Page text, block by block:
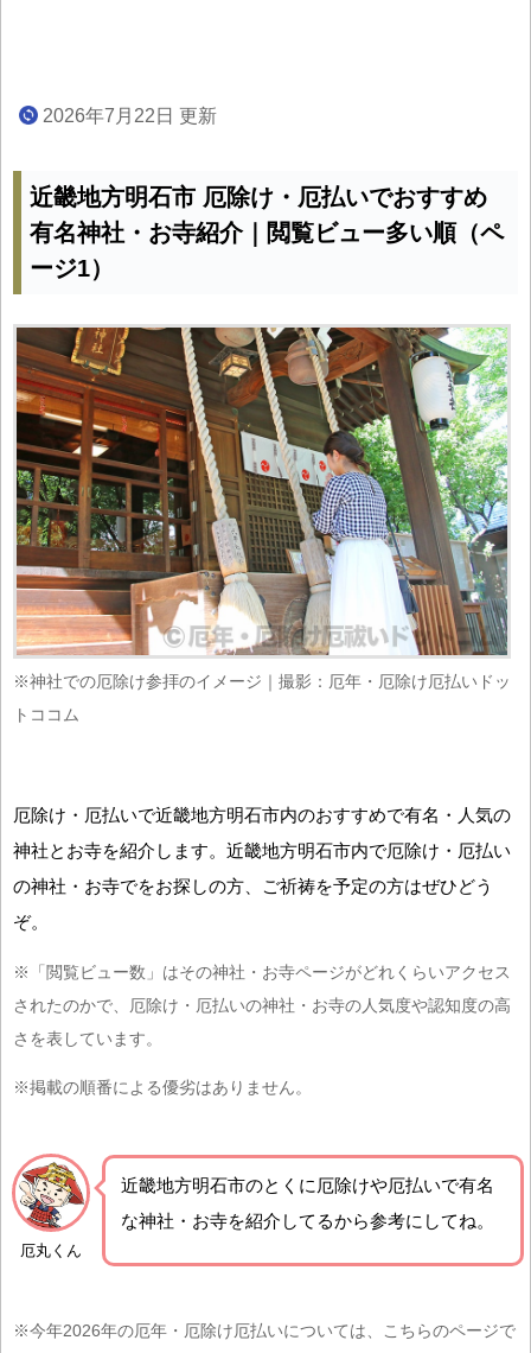
2026年7月22日 更新
近畿地方明石市 厄除け・厄払いでおすすめ
有名神社・お寺紹介｜閲覧ビュー多い順（ペ
ージ1）
※神社での厄除け参拝のイメージ｜撮影：厄年・厄除け厄払いドッ
トココム
厄除け・厄払いで近畿地方明石市内のおすすめで有名・人気の
神社とお寺を紹介します。近畿地方明石市内で厄除け・厄払い
の神社・お寺でをお探しの方、ご祈祷を予定の方はぜひどう
ぞ。
※「閲覧ビュー数」はその神社・お寺ページがどれくらいアクセス
されたのかで、厄除け・厄払いの神社・お寺の人気度や認知度の高
さを表しています。
※掲載の順番による優劣はありません。
厄丸くん
近畿地方明石市のとくに厄除けや厄払いで有名
な神社・お寺を紹介 してるから参考にしてね。
※今年2026年の厄年・厄除け厄払いについては、こちらのページで